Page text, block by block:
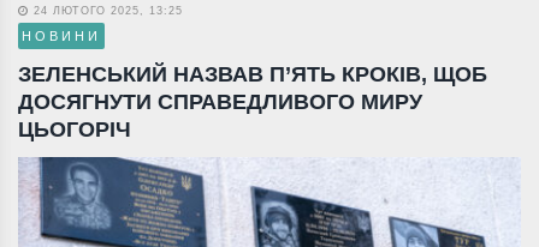
24 ЛЮТОГО 2025, 13:25
НОВИНИ
ЗЕЛЕНСЬКИЙ НАЗВАВ П’ЯТЬ КРОКІВ, ЩОБ
ДОСЯГНУТИ СПРАВЕДЛИВОГО МИРУ
ЦЬОГОРІЧ